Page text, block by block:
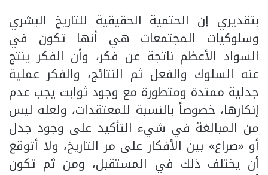
بتقديري إن الحتمية الحقيقية للتاريخ البشري
وسلوكيات المجتمعات هي أنها تكون في
السواد الأعظم ناتجة عن فكر، وأن الفكر ينتج
عنه السلوك والفعل ثم النتائج، والفكر عملية
جدلية ممتدة ومتطورة مع وجود ثوابت يجب عدم
إنكارها، خصوصاً بالنسبة للمعتقدات، ولعله ليس
من المبالغة في شيء التأكيد على وجود جدل
أو «صراع» بين الأفكار على مر التاريخ، ولا أتوقع
أن يختلف ذلك في المستقبل، ومن ثم تكون